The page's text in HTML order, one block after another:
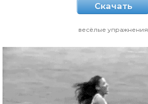
Скачать
весёлые упражнения